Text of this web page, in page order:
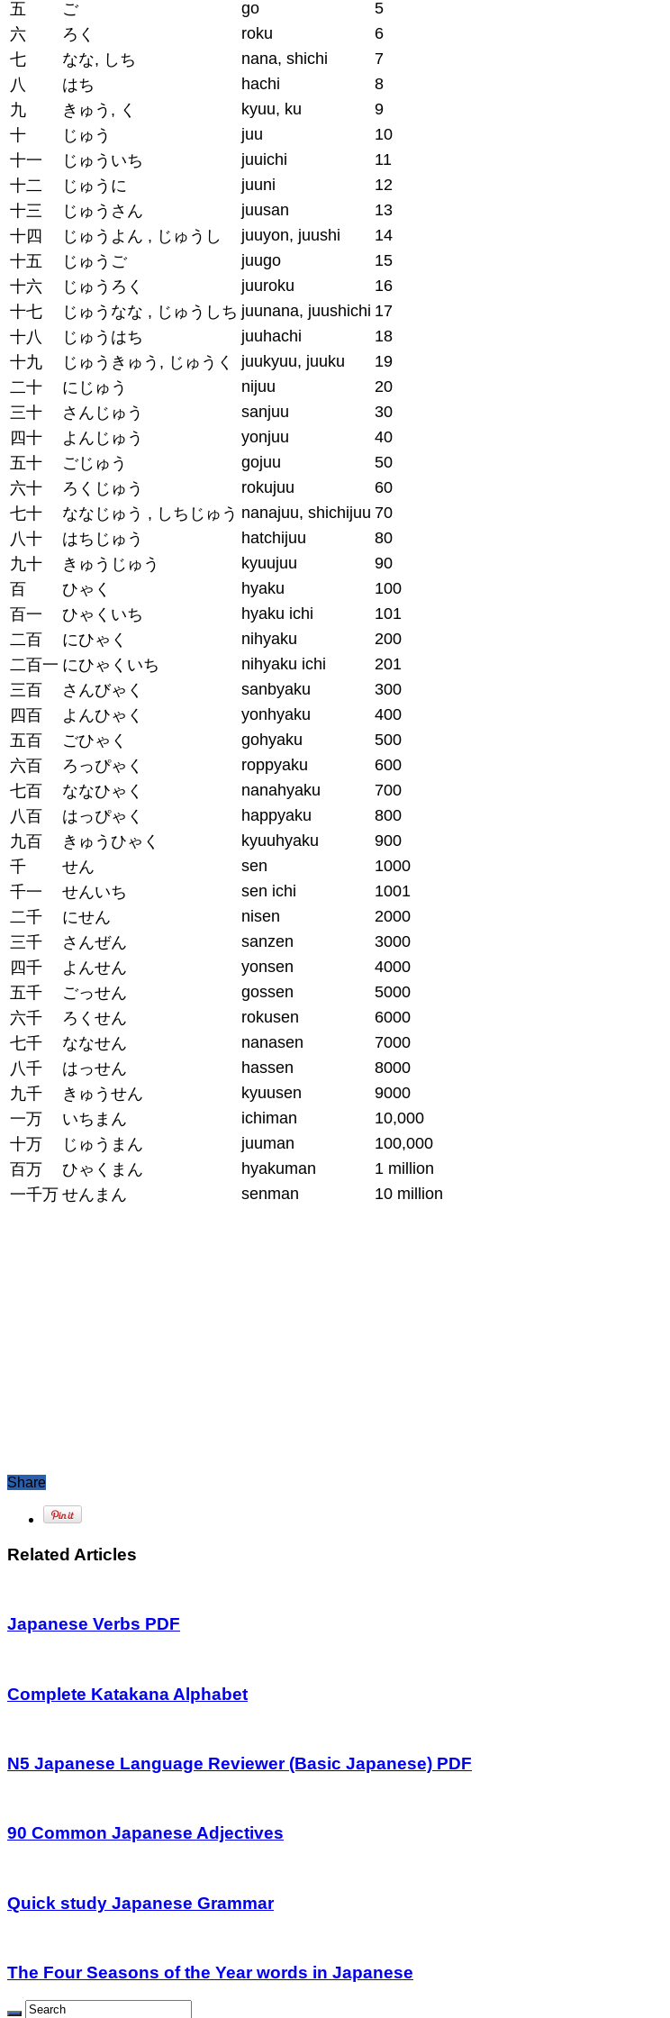
五
ご go
5
六
ろく roku
6
七
なな, しち nana, shichi
7
八
はち hachi
8
九
きゅう, く kyuu, ku
9
十
じゅう juu
10
十一
じゅういち juuichi
11
十二
じゅうに juuni
12
十三
じゅうさん juusan
13
十四
じゅうよん , じゅうし juuyon, juushi
14
十五
じゅうご juugo
15
十六
じゅうろく juuroku
16
十七
じゅうなな , じゅうしち juunana, juushichi 17
十八
じゅうはち juuhachi
18
十九
じゅうきゅう, じゅうく juukyuu, juuku
19
二十
にじゅう nijuu
20
三十
さんじゅう sanjuu
30
四十
よんじゅう yonjuu
40
五十
ごじゅう gojuu
50
六十
ろくじゅう rokujuu
60
七十
ななじゅう , しちじゅう nanajuu, shichijuu 70
八十
はちじゅう hatchijuu
80
九十
きゅうじゅう kyuujuu
90
百
ひゃく hyaku
100
百一
ひゃくいち hyaku ichi
101
二百
にひゃく nihyaku
200
二百一 にひゃくいち nihyaku ichi
201
三百
さんびゃく sanbyaku
300
四百
よんひゃく yonhyaku
400
五百
ごひゃく gohyaku
500
六百
ろっぴゃく roppyaku
600
七百
ななひゃく nanahyaku
700
八百
はっぴゃく happyaku
800
九百
きゅうひゃく kyuuhyaku
900
千
せん sen
1000
千一
せんいち sen ichi
1001
二千
にせん nisen
2000
三千
さんぜん sanzen
3000
四千
よんせん yonsen
4000
五千
ごっせん gossen
5000
六千
ろくせん rokusen
6000
七千
ななせん nanasen
7000
八千
はっせん hassen
8000
九千
きゅうせん kyuusen
9000
一万
いちまん ichiman
10,000
十万
じゅうまん juuman
100,000
百万
ひゃくまん hyakuman
1 million
一千万 せんまん senman 10 million
Share
Related Articles
Japanese Verbs PDF
Complete Katakana Alphabet
N5 Japanese Language Reviewer (Basic Japanese) PDF
90 Common Japanese Adjectives
Quick study Japanese Grammar
The Four Seasons of the Year words in Japanese